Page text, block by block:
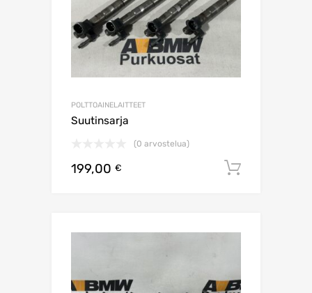
POLTTOAINELAITTEET
Suutinsarja
(0 arvostelua)
199,00 €